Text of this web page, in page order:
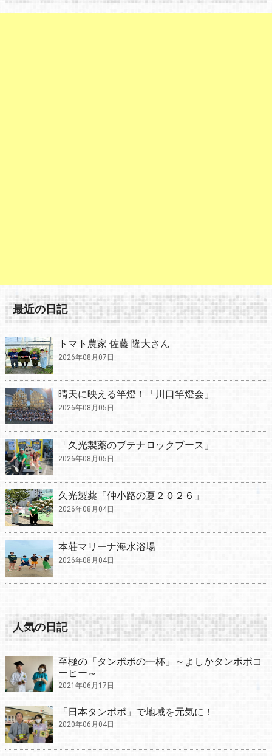
最近の日記
トマト農家 佐藤 隆大さん
2026年08月07日
晴天に映える竿燈！「川口竿燈会」
2026年08月05日
「久光製薬のブテナロックブース」
2026年08月05日
久光製薬「仲小路の夏２０２６」
2026年08月04日
本荘マリーナ海水浴場
2026年08月04日
人気の日記
至極の「タンポポの一杯」～よしかタンポポコ
ーヒー～
2021年06月17日
「日本タンポポ」で地域を元気に！
2020年06月04日